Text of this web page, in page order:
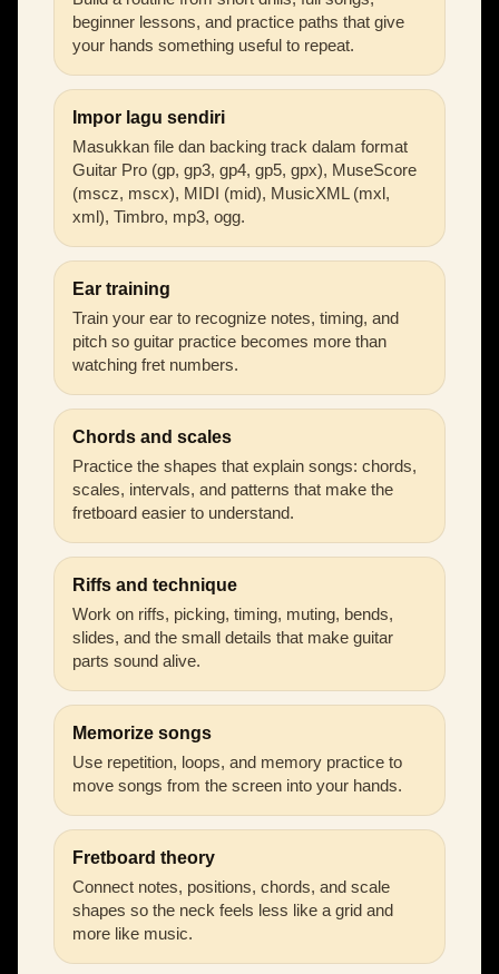
beginner lessons, and practice paths that give
your hands something useful to repeat.
Impor lagu sendiri
Masukkan file dan backing track dalam format
Guitar Pro (gp, gp3, gp4, gp5, gpx), MuseScore
(mscz, mscx), MIDI (mid), MusicXML (mxl,
xml), Timbro, mp3, ogg.
Ear training
Train your ear to recognize notes, timing, and
pitch so guitar practice becomes more than
watching fret numbers.
Chords and scales
Practice the shapes that explain songs: chords,
scales, intervals, and patterns that make the
fretboard easier to understand.
Riffs and technique
Work on riffs, picking, timing, muting, bends,
slides, and the small details that make guitar
parts sound alive.
Memorize songs
Use repetition, loops, and memory practice to
move songs from the screen into your hands.
Fretboard theory
Connect notes, positions, chords, and scale
shapes so the neck feels less like a grid and
more like music.